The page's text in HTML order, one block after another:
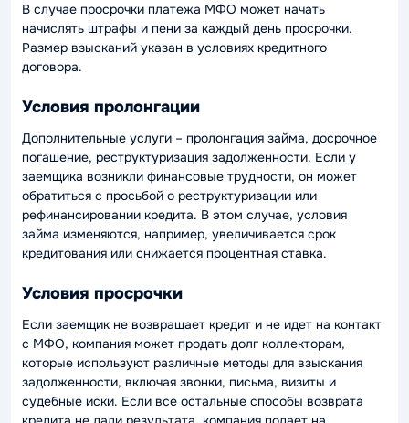
В случае просрочки платежа МФО может начать
начислять штрафы и пени за каждый день просрочки.
Размер взысканий указан в условиях кредитного
договора.
Условия пролонгации
Дополнительные услуги – пролонгация займа, досрочное
погашение, реструктуризация задолженности. Если у
заемщика возникли финансовые трудности, он может
обратиться с просьбой о реструктуризации или
рефинансировании кредита. В этом случае, условия
займа изменяются, например, увеличивается срок
кредитования или снижается процентная ставка.
Условия просрочки
Если заемщик не возвращает кредит и не идет на контакт
с МФО, компания может продать долг коллекторам,
которые используют различные методы для взыскания
задолженности, включая звонки, письма, визиты и
судебные иски. Если все остальные способы возврата